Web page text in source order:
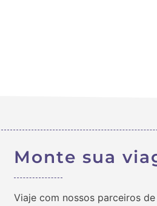
Monte sua
Viaje com nossos parceiros